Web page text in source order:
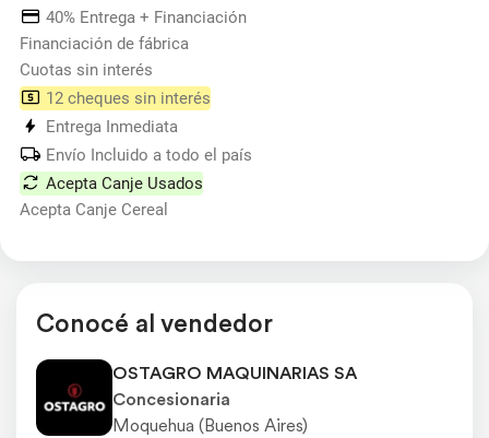
40% Entrega + Financiación
Financiación de fábrica
Cuotas sin interés
12 cheques sin interés
Entrega Inmediata
Envío Incluido a todo el país
Acepta Canje Usados
Acepta Canje Cereal
Conocé al vendedor
OSTAGRO MAQUINARIAS SA
Concesionaria
Moquehua (Buenos Aires)